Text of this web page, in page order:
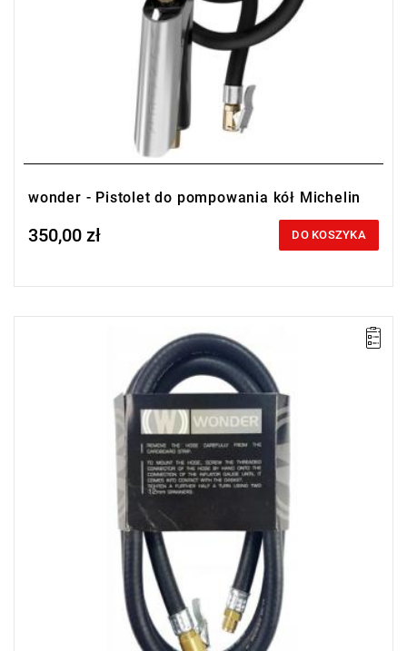
wonder - Pistolet do pompowania kół Michelin
Price tax included
350,00 zł DO KOSZYKA
Wąż PVC do pompowania kół, wyposażony w końcówkę
zaciskową, o średnicy nominalnej DN6 i długości 10 m.